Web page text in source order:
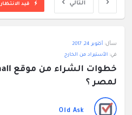
التالي قيد الانتظار
سؤال
وجواب
الاحدث
سأل: أكتوبر 24, 2017
في: الأستيراد من الخارج
لمصر ؟
Old Ask